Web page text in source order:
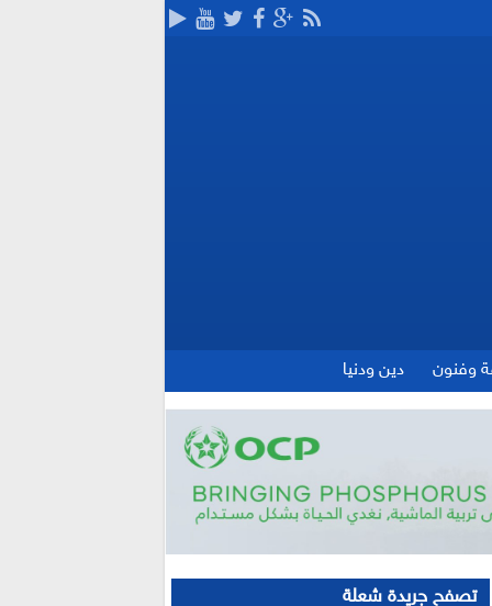
وفنون دين ودنيا
تصفح جريدة شعلة